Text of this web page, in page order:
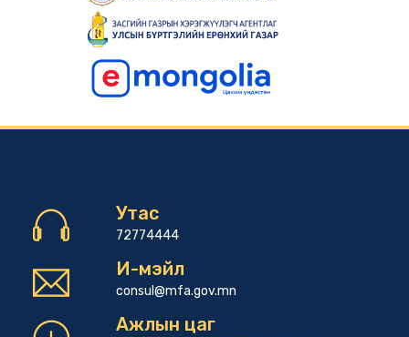
Утас
72774444
И-мэйл
consul@mfa.gov.mn
Ажлын цаг